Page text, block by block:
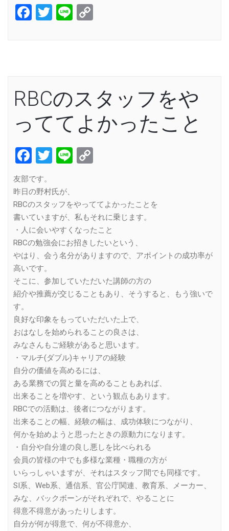
Facebook
Twitter
Line
RBCのスタッフをや
っててよかったこと
Facebook
Twitter
Line
友部です。
昨日の野村氏が、
RBCのスタッフをやっててよかったことを
書いていますが、私もそれに乗じます。
・人に会いやすくなったこと
RBCの勉強会にお招きしたいという、
やはり、会う名分がありますので、アポイントの成功率が
高いです。
そこに、参加していただいた講師の方の
紹介や推薦が交じることもあり、そうすると、もう強いで
す。
良好な印象をもっていただいた上で、
おはなしを始められることの良さは、
みなさんもご経験があると思います。
・マルチ(ダブル)キャリアの経験
自分の価値を高めるには、
ある業務での質と量を高めることもあれば、
出来ることを増やす、という観点もあります。
RBCでの活動は、後者につながります。
出来ることの幅、経験の幅は、成功体験につながり、
何かを始めようと思ったときの原動力になります。
・自分や自分達の良し悪しを比べられる
会員の皆様の中でも多様な業種・職種の方が
いらっしゃいますが、それはスタッフ間でも同様です。
SI系、Web系、通信系、官公庁関連、教育系、メーカー、
みな、バックボーンがそれぞれで、やることに
得意不得意があったりします。
自分が何が得意で、何が不得意か、